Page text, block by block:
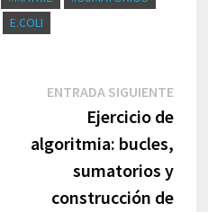
E.COLI
ENTRADA SIGUIENTE
Ejercicio de
algoritmia: bucles,
sumatorios y
construcción de